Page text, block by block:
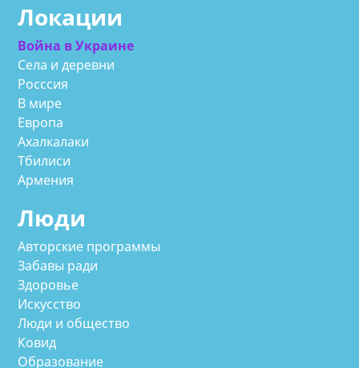
Локации
Война в Украине
Села и деревни
Росссия
В мире
Европа
Ахалкалаки
Тбилиси
Армения
Люди
Авторские программы
Забавы ради
Здоровье
Искусство
Люди и общество
Ковид
Образование